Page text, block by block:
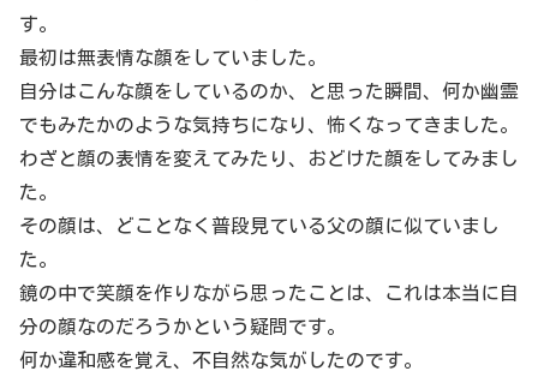
す。
最初は無表情な顔をしていました。
自分はこんな顔をしているのか、と思った瞬間、何か幽霊
でもみたかのような気持ちになり、怖くなってきました。
わざと顔の表情を変えてみたり、おどけた顔をしてみまし
た。
その顔は、どことなく普段見ている父の顔に似ていまし
た。
鏡の中で笑顔を作りながら思ったことは、これは本当に自
分の顔なのだろうかという疑問です。
何か違和感を覚え、不自然な気がしたのです。